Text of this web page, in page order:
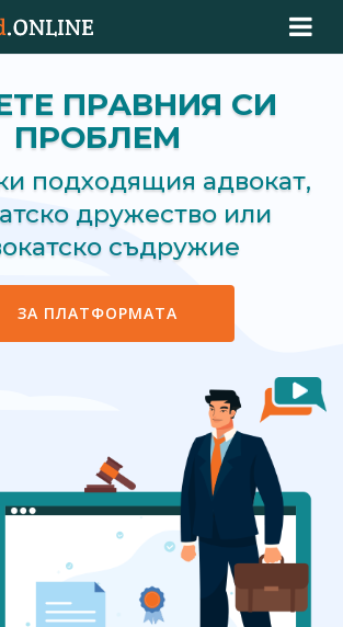
ПРАВНИЯ СИ
ПРОБЛЕМ
подходящия адвокат,
дружество или
съдружие
ЗА ПЛАТФОРМАТА